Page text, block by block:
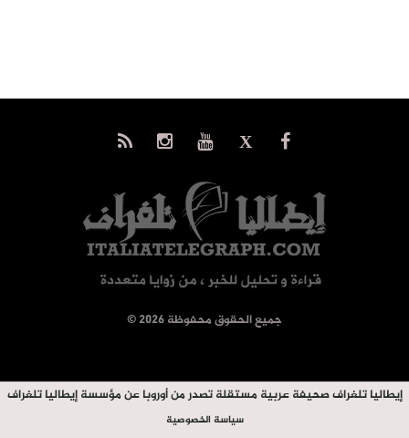
© جميع الحقوق محفوظة 2026
إيطاليا تلغراف صحيفة عربية مستقلة تصدر من أوروبا عن مؤسسة إيطاليا تلغراف
سياسة الخصوصية